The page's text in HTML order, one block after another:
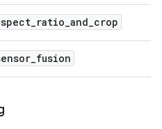
_ratio_and_crop
_fusion